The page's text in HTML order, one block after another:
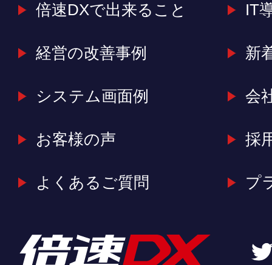
倍速DXで出来ること
経営の改善事例
システム画面例
お客様の声
よくあるご質問
IT
新
会
採
プ